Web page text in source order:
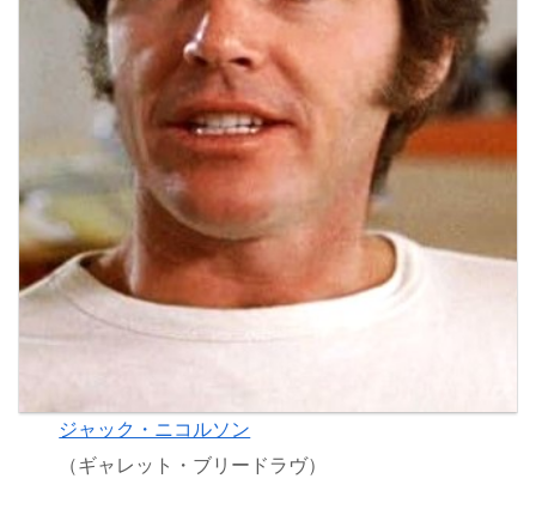
ジャック・ニコルソン
（ギャレット・ブリードラヴ）